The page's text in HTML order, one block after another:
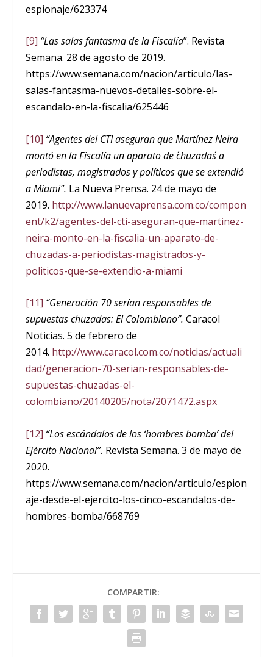
espionaje/623374
[9] “Las salas fantasma de la Fiscalía”. Revista
Semana. 28 de agosto de 2019.
https://www.semana.com/nacion/articulo/las-
salas-fantasma-nuevos-detalles-sobre-el-
escandalo-en-la-fiscalia/625446
[10] “Agentes del CTI aseguran que Martínez Neira
montó en la Fiscalía un aparato de ´chuzadas´ a
periodistas, magistrados y políticos que se extendió
a Miami”. La Nueva Prensa. 24 de mayo de
2019. http://www.lanuevaprensa.com.co/compon
ent/k2/agentes-del-cti-aseguran-que-martinez-
neira-monto-en-la-fiscalia-un-aparato-de-
chuzadas-a-periodistas-magistrados-y-
politicos-que-se-extendio-a-miami
[11] “Generación 70 serían responsables de
supuestas chuzadas: El Colombiano”. Caracol
Noticias. 5 de febrero de
2014. http://www.caracol.com.co/noticias/actuali
dad/generacion-70-serian-responsables-de-
supuestas-chuzadas-el-
colombiano/20140205/nota/2071472.aspx
[12] “Los escándalos de los ‘hombres bomba’ del
Ejército Nacional”. Revista Semana. 3 de mayo de
2020.
https://www.semana.com/nacion/articulo/espion
aje-desde-el-ejercito-los-cinco-escandalos-de-
hombres-bomba/668769
COMPARTIR: